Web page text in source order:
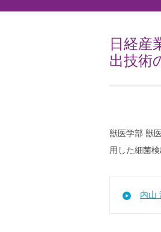
日経産
出技術
獣医学部 獣
用した細菌
内山